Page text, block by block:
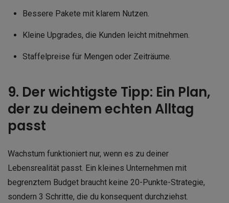
Bessere Pakete mit klarem Nutzen.
Kleine Upgrades, die Kunden leicht mitnehmen.
Staffelpreise für Mengen oder Zeiträume.
9. Der wichtigste Tipp: Ein Plan,
der zu deinem echten Alltag
passt
Wachstum funktioniert nur, wenn es zu deiner
Lebensrealität passt. Ein kleines Unternehmen mit
begrenztem Budget braucht keine 20-Punkte-Strategie,
sondern 3 Schritte, die du konsequent durchziehst.